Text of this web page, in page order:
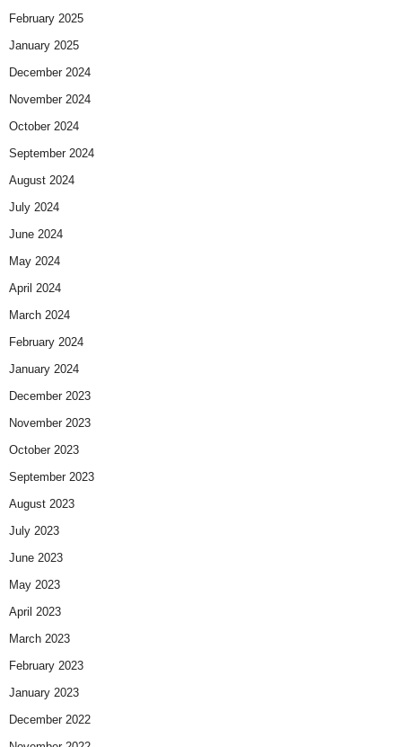
February 2025
January 2025
December 2024
November 2024
October 2024
September 2024
August 2024
July 2024
June 2024
May 2024
April 2024
March 2024
February 2024
January 2024
December 2023
November 2023
October 2023
September 2023
August 2023
July 2023
June 2023
May 2023
April 2023
March 2023
February 2023
January 2023
December 2022